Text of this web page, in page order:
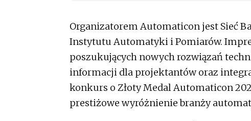
U jednego z klientów po
które wcześniej wykonywał
do zaledwie 15 minut – mówi
Grupy ING, która udostępnia
procesów biznesowych.
Organizatorem Automaticon jest Sieć
Instytutu Automatyki i Pomiarów.
poszukujących nowych rozwiązań
informacji dla projektantów oraz
konkurs o Złoty Medal Automaticon
prestiżowe wyróżnienie branży